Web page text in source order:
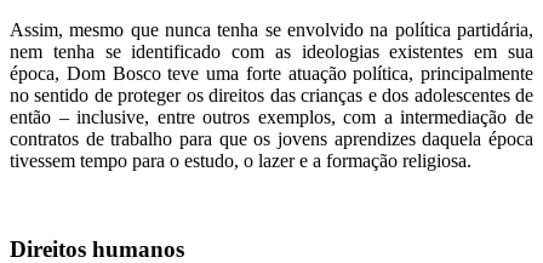
Assim, mesmo que nunca tenha se envolvido na política partidária,
nem tenha se identificado com as ideologias existentes em sua
época, Dom Bosco teve uma forte atuação política, principalmente
no sentido de proteger os direitos das crianças e dos adolescentes de
então – inclusive, entre outros exemplos, com a intermediação de
contratos de trabalho para que os jovens aprendizes daquela época
tivessem tempo para o estudo, o lazer e a formação religiosa.
Direitos humanos